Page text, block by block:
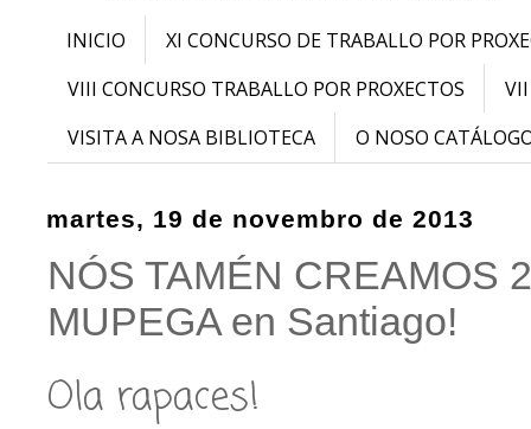
INICIO
XI CONCURSO DE TRABALLO POR
VIII CONCURSO TRABALLO POR PROXECTOS
VISITA A NOSA BIBLIOTECA
O NOSO
martes, 19 de novembro de 2013
NÓS TAMÉN CREAMOS
MUPEGA en Santiago!
Ola rapaces!